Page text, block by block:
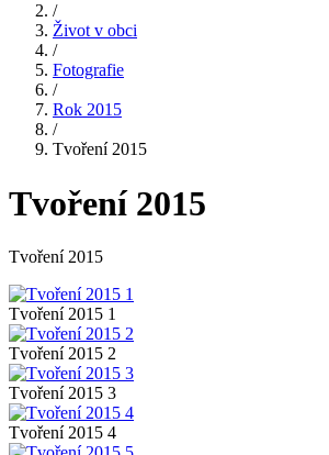
/
Život v obci
/
Fotografie
/
Rok 2015
/
Tvoření 2015
Tvoření 2015
Tvoření 2015
Tvoření 2015 1
Tvoření 2015 2
Tvoření 2015 3
Tvoření 2015 4